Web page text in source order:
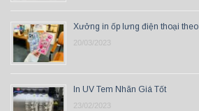
Xưởng in ốp lưng điện thoại
20/03/2023
In UV Tem Nhãn Giá Tốt
23/02/2023